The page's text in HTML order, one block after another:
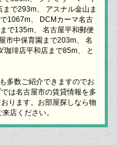
で293m、 アスナル金山ま
1067m、 DCMカーマ名古
で135m、 名古屋平和郵便
市中保育園まで203m、 名
珈琲店平和店まで85m、 と
多数ご紹介できますのでお
は名古屋市の賃貸情報を多
ります。お部屋探しなら物
店ください。